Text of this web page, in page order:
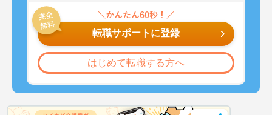
転職サポートに登録
はじめて転職する方へ